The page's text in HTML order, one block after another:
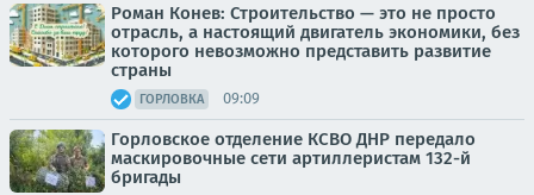
Роман Конев: Строительство — это не просто
отрасль, а настоящий двигатель экономики, без
которого невозможно представить развитие
страны
ГОРЛОВКА 09:09
Горловское отделение КСВО ДНР передало
маскировочные сети артиллеристам 132-й
бригады